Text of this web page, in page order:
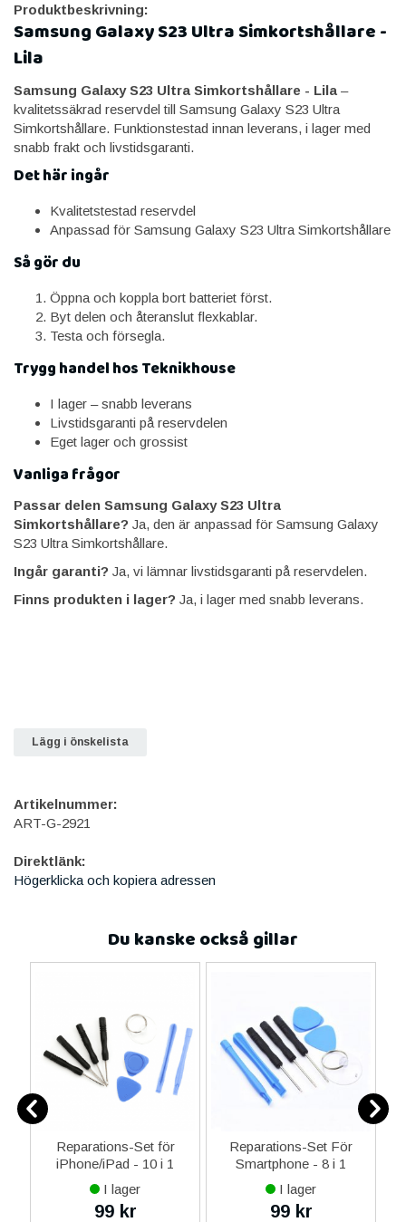
Produktbeskrivning:
Samsung Galaxy S23 Ultra Simkortshållare -
Lila
Samsung Galaxy S23 Ultra Simkortshållare - Lila –
kvalitetssäkrad reservdel till Samsung Galaxy S23 Ultra
Simkortshållare. Funktionstestad innan leverans, i lager med
snabb frakt och livstidsgaranti.
Det här ingår
Kvalitetstestad reservdel
Anpassad för Samsung Galaxy S23 Ultra Simkortshållare
Så gör du
Öppna och koppla bort batteriet först.
Byt delen och återanslut flexkablar.
Testa och försegla.
Trygg handel hos Teknikhouse
I lager – snabb leverans
Livstidsgaranti på reservdelen
Eget lager och grossist
Vanliga frågor
Passar delen Samsung Galaxy S23 Ultra
Simkortshållare? Ja, den är anpassad för Samsung Galaxy
S23 Ultra Simkortshållare.
Ingår garanti? Ja, vi lämnar livstidsgaranti på reservdelen.
Finns produkten i lager? Ja, i lager med snabb leverans.
Lägg i önskelista
Artikelnummer:
ART-G-2921
Direktlänk:
Högerklicka och kopiera adressen
Du kanske också gillar
Reparations-Set för
iPhone/iPad - 10 i 1
I lager
99 kr
Reparations-Set För
Smartphone - 8 i 1
I lager
99 kr